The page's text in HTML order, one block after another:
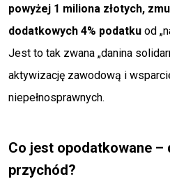
powyżej 1 miliona złotych,
dodatkowych 4% podatku od
Jest to tak zwana „danina
aktywizację zawodową i
niepełnosprawnych.
Co jest opodatkowane –
przychód?